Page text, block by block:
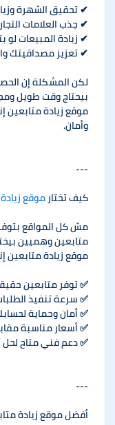
✔ تحقيق الشهرة
✔ جذب العلامات
✔ زيادة المبيعات
✔ تعزيز مصداقيتك
لكن المشكلة إن
بيحتاج وقت طويل
موقع زيادة
وأمان.
---
كيف تختارموقع
مش كل المواقع
متابعين وهميين
موقع زيادة متابعين
✅ توفر متابعين
✅ سرعة تنفيذ
✅ أمان وحماية
✅ أسعار مناسبة
✅ دعم فني متاح
---
أفضل موقع زيادة